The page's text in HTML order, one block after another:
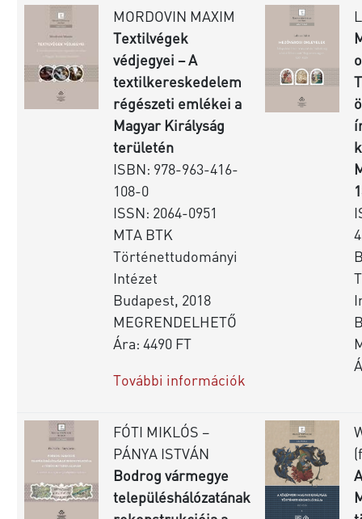
MORDOVIN MAXIM
Textilvégek
védjegyei – A
textilkereskedelem
régészeti emlékei a
Magyar Királyság
területén
ISBN: 978-963-416-
108-0
ISSN: 2064-0951
MTA BTK
Történettudományi
Intézet
Budapest, 2018
MEGRENDELHETŐ
Ára: 4490 FT
További információk
FÓTI MIKLÓS –
PÁNYA ISTVÁN
Bodrog vármegye
településhálózatának